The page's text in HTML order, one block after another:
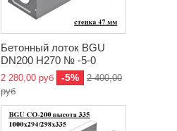
Бетонный лоток BGU
DN200 H270 № -5-0
2 280,00 руб -5%
2 400,00
руб